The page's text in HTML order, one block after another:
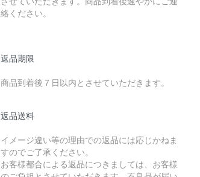
絡ください。
返品期限
商品到着後７日以内とさせていただきます。
返品送料
イメージ違い等の理由での返品には応じかねま
すのでご了承ください。
お客様都合による返品につきましては、お客様